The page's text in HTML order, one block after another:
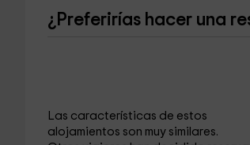
¿Preferirías hacer una
Las características de estos
alojamientos son muy similares.